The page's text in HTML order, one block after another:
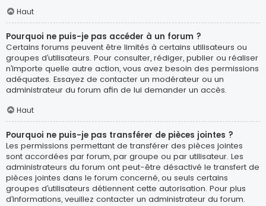
Haut
Pourquoi ne puis-je pas accéder à un forum ?
Certains forums peuvent être limités à certains utilisateurs ou
groupes d’utilisateurs. Pour consulter, rédiger, publier ou réaliser
n’importe quelle autre action, vous avez besoin des permissions
adéquates. Essayez de contacter un modérateur ou un
administrateur du forum afin de lui demander un accès.
Haut
Pourquoi ne puis-je pas transférer de pièces jointes ?
Les permissions permettant de transférer des pièces jointes
sont accordées par forum, par groupe ou par utilisateur. Les
administrateurs du forum ont peut-être désactivé le transfert de
pièces jointes dans le forum concerné, ou seuls certains
groupes d’utilisateurs détiennent cette autorisation. Pour plus
d’informations, veuillez contacter un administrateur du forum.